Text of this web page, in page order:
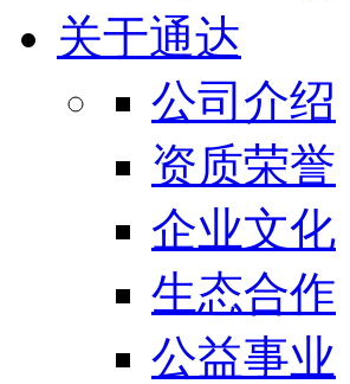
关于通达
公司介绍
资质荣誉
企业文化
生态合作
公益事业